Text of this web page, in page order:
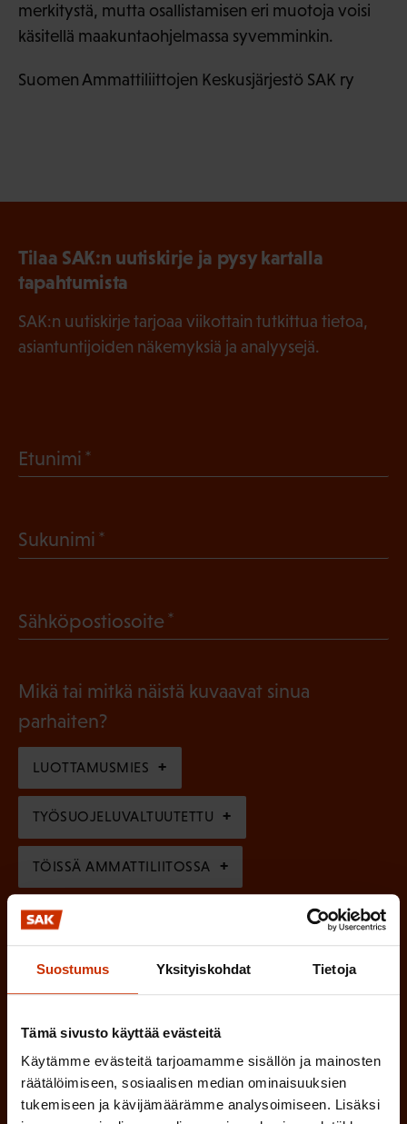
Suostumus Yksityiskohdat Tietoja
Tämä sivusto käyttää evästeitä
Käytämme evästeitä tarjoamamme sisällön ja mainosten
räätälöimiseen, sosiaalisen median ominaisuuksien
tukemiseen ja kävijämäärämme analysoimiseen. Lisäksi
merkitystä, mutta osallistamisen eri muotoja voisi
käsitellä maakuntaohjelmassa syvemminkin.
Suomen Ammattiliittojen Keskusjärjestö SAK ry
Tilaa SAK:n uutiskirje ja pysy kartalla
tapahtumista
SAK:n uutiskirje tarjoaa viikottain tutkittua tietoa,
asiantuntijoiden näkemyksiä ja analyysejä.
Etunimi
l
n
e
)
Sukunimi
P
k
l
i
n
e
n
)
Sähköpostiosoite
l
i
n
e
)
Mikä tai mitkä näistä kuvaavat sinua
parhaiten?
LUOTTAMUSMIES
TYÖSUOJELUVALTUUTETTU
TÖISSÄ AMMATTILIITOSSA
TYÖNANTAJAN EDUSTAJA
MUU KIINNOSTUS TYÖELÄMÄASIOIHIN
Millä kielellä haluat uutiskirjeesi
P
a
SUOMI RUOTSI